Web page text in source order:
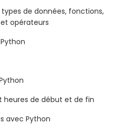
de données, fonctions,
opérateurs
heures de début et de fin
avec Python